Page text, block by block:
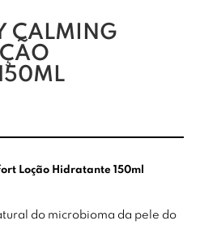
CALMING
Loção Hidratante 150ml
do microbioma da pele do